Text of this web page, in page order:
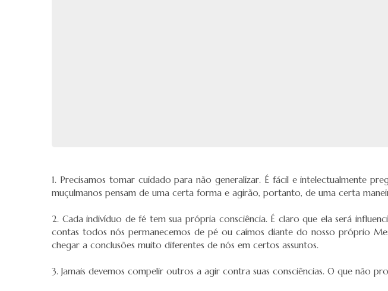
1. Precisamos tomar cuidado para não generalizar. É fácil e intelectualmente
muçulmanos pensam de uma certa forma e agirão, portanto, de uma certa
2. Cada indivíduo de fé tem sua própria consciência. É claro que ela será
contas todos nós permanecemos de pé ou caímos diante do nosso próprio
chegar a conclusões muito diferentes de nós em certos assuntos.
3. Jamais devemos compelir outros a agir contra suas consciências. O que não